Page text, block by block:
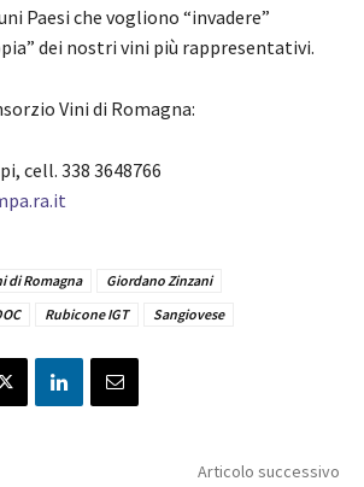
Paesi che vogliono “invadere”
dei nostri vini più rappresentativi.
Vini di Romagna:
cell. 338 3648766
di Romagna
Giordano Zinzani
Rubicone IGT Sangiovese
Articolo successivo